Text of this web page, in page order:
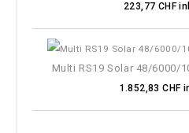
223,77 CHF
Multi RS19 Solar 48/6000/
1.852,83 CHF